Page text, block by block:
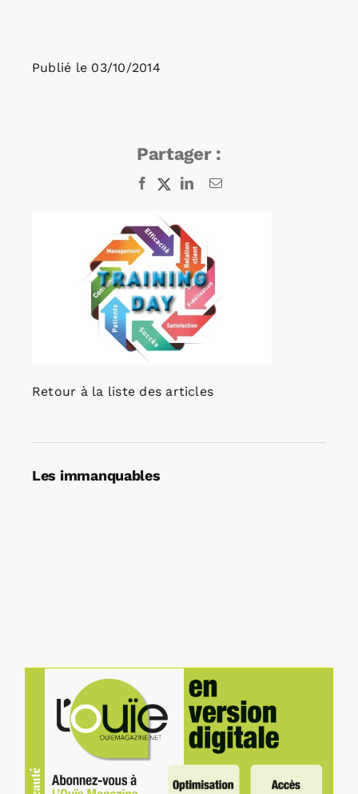
Publié le 03/10/2014
Partager :
Facebook
X LinkedInEmail
Retour à la liste des articles
Les immanquables